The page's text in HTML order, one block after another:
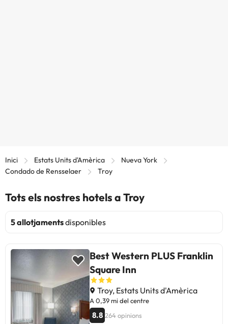
Inici Estats Units d'Amèrica
Nueva York
Condado de Rensselaer
Troy
Tots els nostres hotels a Troy
5 allotjamentsdisponibles
Best Western PLUS Franklin
Square Inn
Troy, Estats Units d'Amèrica
A 0,39 mi del centre
8.8 264 opinions